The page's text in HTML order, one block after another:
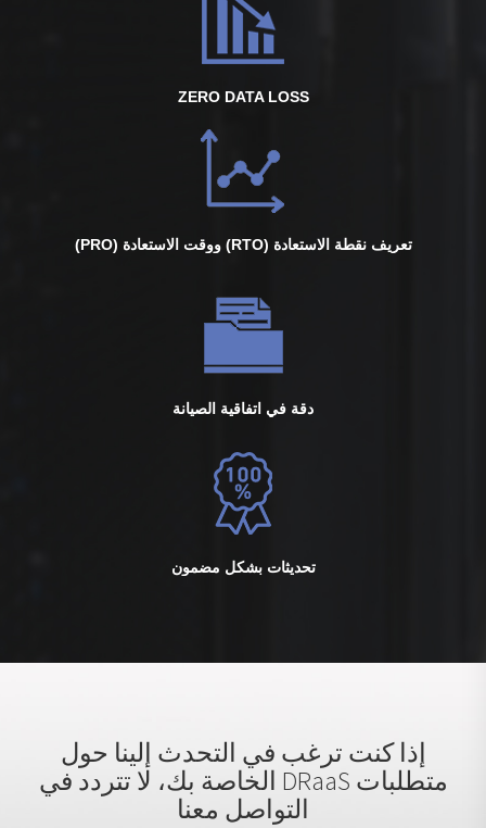
ZERO DATA LOSS
تعريف نقطة الاستعادة (RTO) ووقت الاستعادة (PRO)
دقة في اتفاقية الصيانة
تحديثات بشكل مضمون
إذا كنت ترغب في التحدث إلينا حول
متطلبات DRaaS الخاصة بك، لا تتردد في
التواصل معنا